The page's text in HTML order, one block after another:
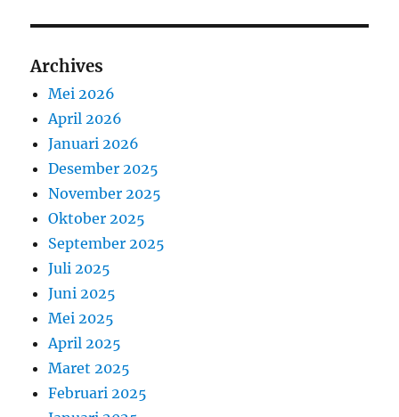
Archives
Mei 2026
April 2026
Januari 2026
Desember 2025
November 2025
Oktober 2025
September 2025
Juli 2025
Juni 2025
Mei 2025
April 2025
Maret 2025
Februari 2025